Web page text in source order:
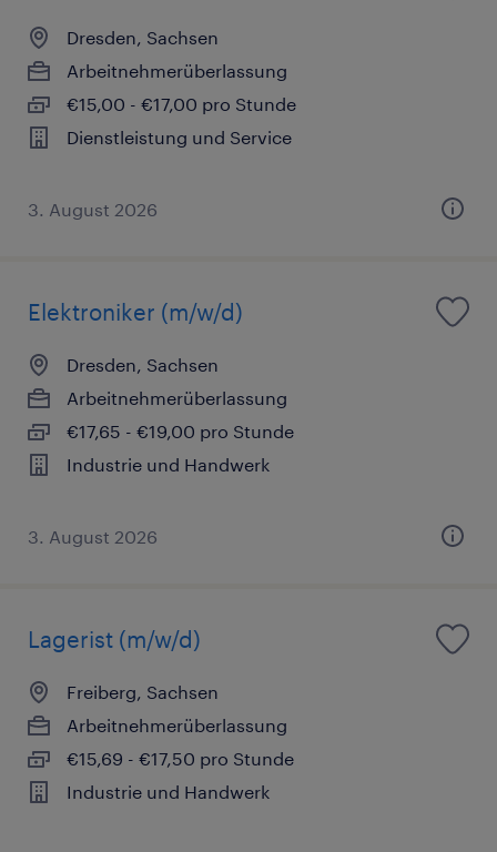
Dresden, Sachsen
Arbeitnehmerüberlassung
€15,00 - €17,00 pro Stunde
Dienstleistung und Service
3. August 2026
Elektroniker (m/w/d)
Dresden, Sachsen
Arbeitnehmerüberlassung
€17,65 - €19,00 pro Stunde
Industrie und Handwerk
3. August 2026
Lagerist (m/w/d)
Freiberg, Sachsen
Arbeitnehmerüberlassung
€15,69 - €17,50 pro Stunde
Industrie und Handwerk